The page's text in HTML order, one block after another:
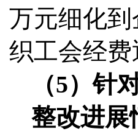
万元细化
织工会经费
（5）针
整改进展